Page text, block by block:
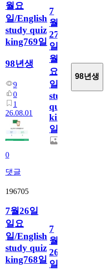
월요
일/English
study quiz
king769일
98년생
9
0
1
26.08.01
0
댓글
7
월
27
일
월
요
일/English
study
quiz
king769
일
98년생
196705
7월26일
일요
일/English
study quiz
king768일
7
월
26
일